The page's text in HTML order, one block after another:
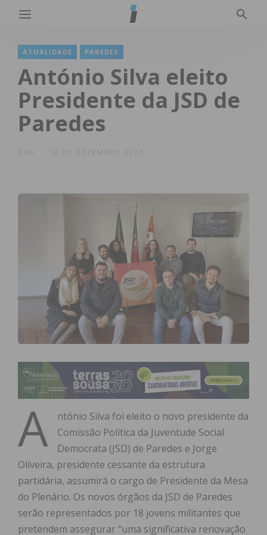
ATUALIDADE PAREDES
António Silva eleito
Presidente da JSD de
Paredes
A
ntónio Silva foi eleito o novo presidente da
Comissão Política da Juventude Social
Democrata (JSD) de Paredes e Jorge
Oliveira, presidente cessante da estrutura
partidária, assumirá o cargo de Presidente da Mesa
do Plenário. Os novos órgãos da JSD de Paredes
serão representados por 18 jovens militantes que
pretendem assegurar “uma significativa renovação